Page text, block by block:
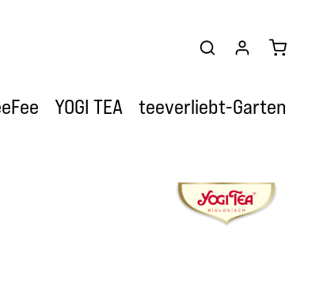
YOGI TEA teeverliebt-Garten